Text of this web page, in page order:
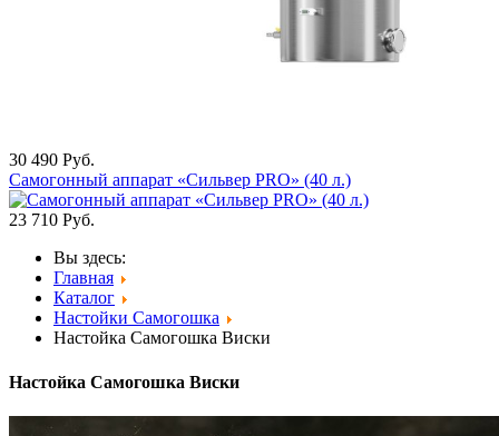
30 490 Руб.
Самогонный аппарат «Сильвер PRO» (40 л.)
23 710 Руб.
Вы здесь:
Главная
Каталог
Настойки Самогошка
Настойка Самогошка Виски
Настойка Самогошка Виски